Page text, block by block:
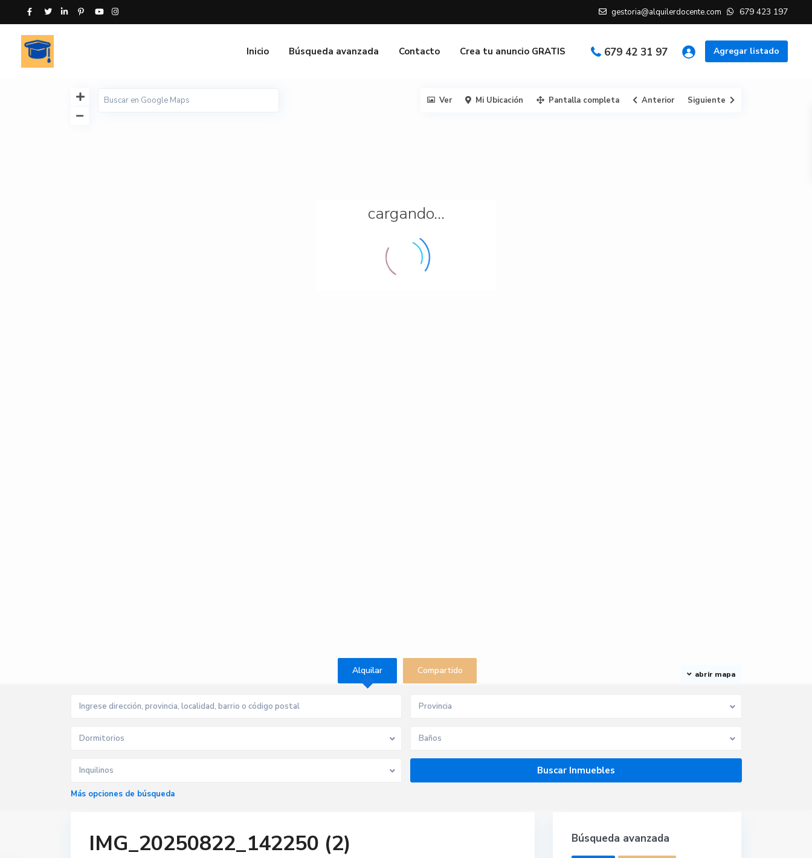
gestoria@alquilerdocente.com 679 423 197
Agregar listado
679 42 31 97
Inicio Búsqueda avanzada Contacto Crea tu anuncio GRATIS
cargando...
abrir mapa
Ver Mi Ubicación Pantalla completa Anterior Siguiente
Alquilar Compartido
Provincia
Dormitorios Baños
Inquilinos
Más opciones de búsqueda
IMG_20250822_142250 (2) Búsqueda avanzada